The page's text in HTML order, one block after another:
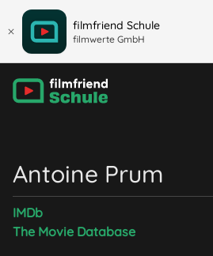
filmfriend Schule
filmwerte GmbH
Antoine Prum
IMDb
The Movie Database